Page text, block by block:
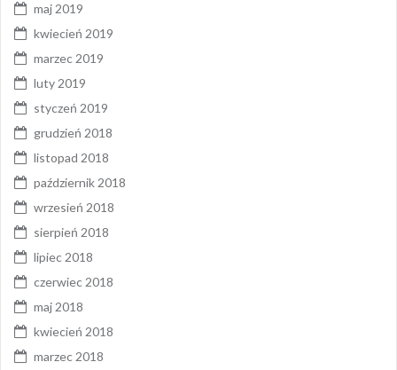
maj 2019
kwiecień 2019
marzec 2019
luty 2019
styczeń 2019
grudzień 2018
listopad 2018
październik 2018
wrzesień 2018
sierpień 2018
lipiec 2018
czerwiec 2018
maj 2018
kwiecień 2018
marzec 2018